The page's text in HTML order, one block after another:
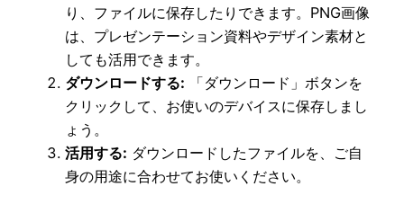
り、ファイルに保存したりできます。PNG画像
は、プレゼンテーション資料やデザイン素材と
しても活用できます。
ダウンロードする: 「ダウンロード」ボタンを
クリックして、お使いのデバイスに保存しまし
ょう。
活用する: ダウンロードしたファイルを、ご自
身の用途に合わせてお使いください。